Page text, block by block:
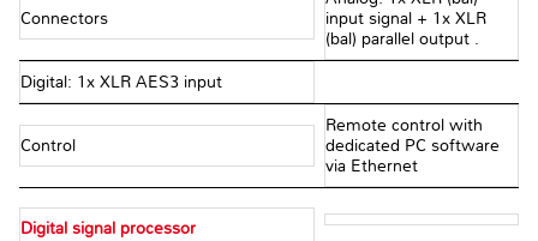
Connectors
input signal + 1x XLR
(bal) parallel output .
Digital: 1x XLR AES3 input
Control
Remote control with
dedicated PC software
via Ethernet
Digital signal processor